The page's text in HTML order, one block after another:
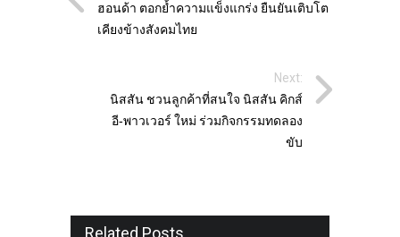
ฮอนด้า ตอกย้ำความแข็งแกร่ง ยืนยันเติบโต
เคียงข้างสังคมไทย
Next:
นิสสัน ชวนลูกค้าที่สนใจ นิสสัน คิกส์
อี‑พาวเวอร์ ใหม่ ร่วมกิจกรรมทดลอง
ขับ
Related Posts